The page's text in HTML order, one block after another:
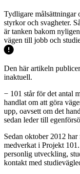
Tydligare målsättningar
styrkor och svagheter.
är tanken bakom
vägen till jobb och
Den här artikeln
inaktuell.
− 101 står för det antal
handlat om att göra
upp, oavsett om det
sedan leder till
Sedan oktober 2012
medverkat i Projekt
personlig utveckling,
kontakt med